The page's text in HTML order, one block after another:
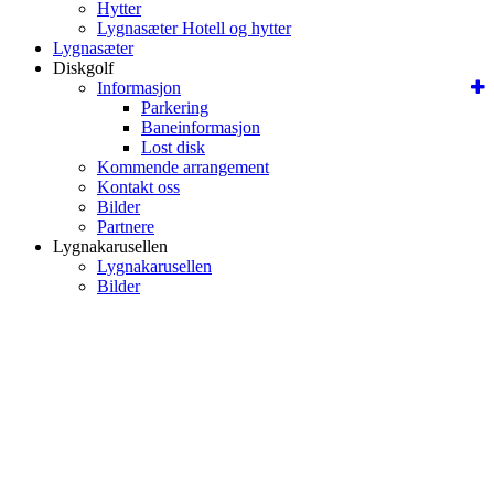
Hytter
Lygnasæter Hotell og hytter
Lygnasæter
Diskgolf
Informasjon
Parkering
Baneinformasjon
Lost disk
Kommende arrangement
Kontakt oss
Bilder
Partnere
Lygnakarusellen
Lygnakarusellen
Bilder